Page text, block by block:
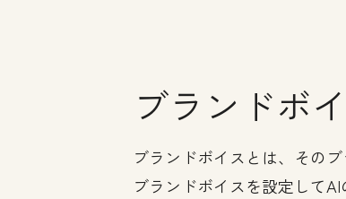
ブランドボ
ブランドボイスとは、その
ブランドボイスを設定して